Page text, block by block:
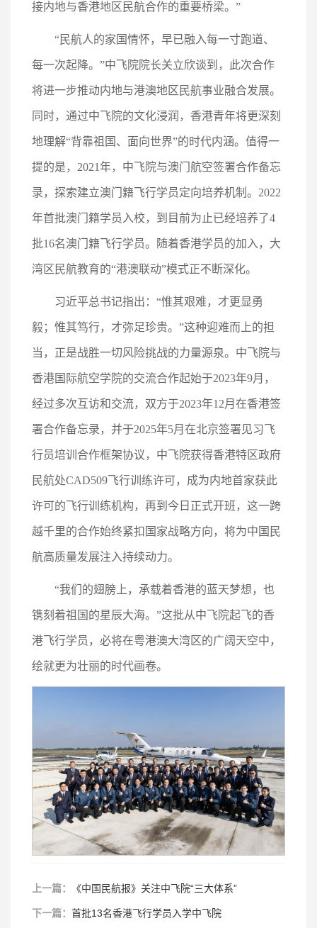
接内地与香港地区民航合作的重要桥梁。”
“民航人的家国情怀，早已融入每一寸跑道、
每一次起降。”中飞院院长关立欣谈到，此次合作
将进一步推动内地与港澳地区民航事业融合发展。
同时，通过中飞院的文化浸润，香港青年将更深刻
地理解“背靠祖国、面向世界”的时代内涵。值得一
提的是，2021年，中飞院与澳门航空签署合作备忘
录，探索建立澳门籍飞行学员定向培养机制。2022
年首批澳门籍学员入校，到目前为止已经培养了4
批16名澳门籍飞行学员。随着香港学员的加入，大
湾区民航教育的“港澳联动”模式正不断深化。
习近平总书记指出：“惟其艰难，才更显勇
毅；惟其笃行，才弥足珍贵。”这种迎难而上的担
当，正是战胜一切风险挑战的力量源泉。中飞院与
香港国际航空学院的交流合作起始于2023年9月，
经过多次互访和交流，双方于2023年12月在香港签
署合作备忘录，并于2025年5月在北京签署见习飞
行员培训合作框架协议，中飞院获得香港特区政府
民航处CAD509飞行训练许可，成为内地首家获此
许可的飞行训练机构，再到今日正式开班，这一跨
越千里的合作始终紧扣国家战略方向，将为中国民
航高质量发展注入持续动力。
“我们的翅膀上，承载着香港的蓝天梦想，也
镌刻着祖国的星辰大海。”这批从中飞院起飞的香
港飞行学员，必将在粤港澳大湾区的广阔天空中，
绘就更为壮丽的时代画卷。
上一篇： 《中国民航报》关注中飞院“三大体系”
下一篇： 首批13名香港飞行学员入学中飞院